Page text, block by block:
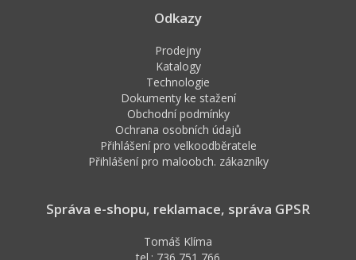
Odkazy
Prodejny
Katalogy
Technologie
Dokumenty ke stažení
Obchodní podmínky
Ochrana osobních údajů
Přihlášení pro velkoodběratele
Přihlášení pro maloobch. zákazníky
Správa e-shopu, reklamace, správa GPSR
Tomáš Klíma